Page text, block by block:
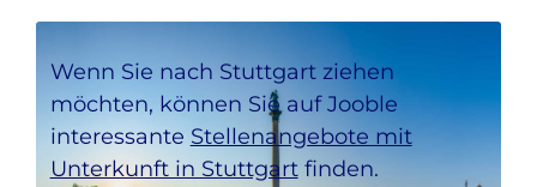
Wenn Sie nach Stuttgart ziehen
möchten, können Sie auf Jooble
interessante Stellenangebote mit
Unterkunft in Stuttgartfinden.